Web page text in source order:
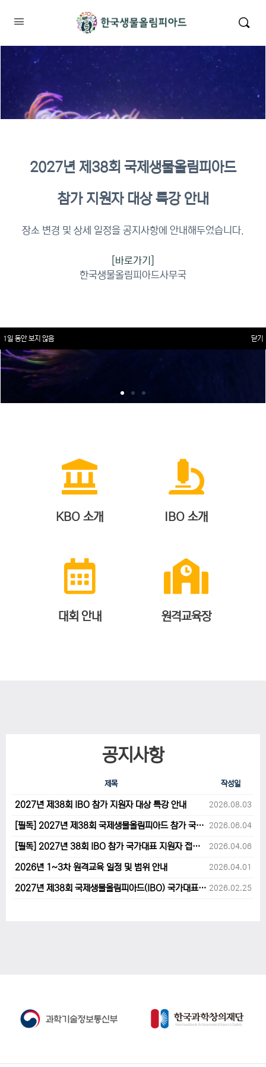
이수증명서 확인 바로가기
KBO 소개 IBO 소개
대회 안내 원격교육장
공지사항
제목 작성일
2027년 제38회 IBO 참가 지원자 대상 특강 안내 2026.08.03
[필독] 2027년 제38회 국제생물올림피아드 참가 국가대표 1차후보자 선발고사 범위 및 일정 안내 2026.06.04
[필독] 2027년 38회 IBO 참가 국가대표 지원자 접수 마감 및 원격교육 관련 공지사항 안내입니다. 2026.04.06
2026년 1~3차 원격교육 일정 및 범위 안내 2026.04.01
2027년 제38회 국제생물올림피아드(IBO) 국가대표 후보자 지원 안내 2026.02.25
2027년 제38회 국제생물올림피아드
참가 지원자 대상 특강 안내
장소 변경 및 상세 일정을 공지사항에 안내해두었습니다.
[바로가기]
한국생물올림피아드사무국
1일 동안 보지 않음 닫기